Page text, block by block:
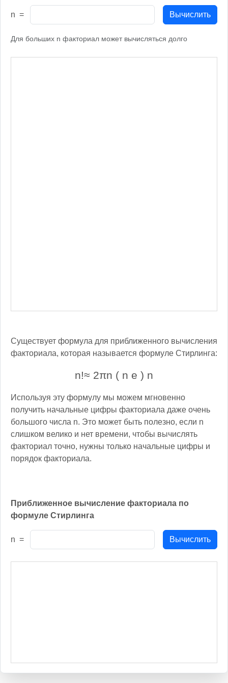
n = Вычислить
Для больших n факториал может вычисляться долго
Существует формула для приближенного вычисления
факториала, которая называется формуле Стирлинга:
n!≈ 2πn ( n e ) n
Используя эту формулу мы можем мгновенно
получить начальные цифры факториала даже очень
большого числа n. Это может быть полезно, если n
слишком велико и нет времени, чтобы вычислять
факториал точно, нужны только начальные цифры и
порядок факториала.
Приближенное вычисление факториала по
формуле Стирлинга
n = Вычислить